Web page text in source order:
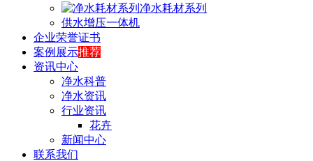
净水耗材系列
供水增压一体机
企业荣誉证书
案例展示推荐
资讯中心
净水科普
净水资讯
行业资讯
花卉
新闻中心
联系我们